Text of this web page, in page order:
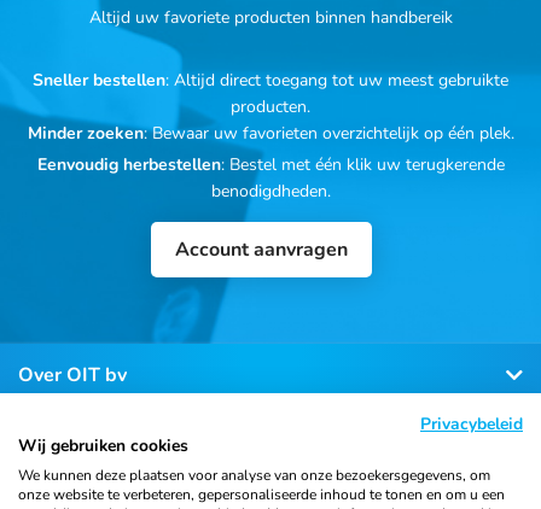
Altijd uw favoriete producten binnen handbereik
Sneller bestellen: Altijd direct toegang tot uw meest gebruikte
producten.
Minder zoeken: Bewaar uw favorieten overzichtelijk op één plek.
Eenvoudig herbestellen: Bestel met één klik uw terugkerende
benodigdheden.
Account aanvragen
Over OIT bv
Klantenservice
Privacybeleid
Wij gebruiken cookies
We kunnen deze plaatsen voor analyse van onze bezoekersgegevens, om
onze website te verbeteren, gepersonaliseerde inhoud te tonen en om u een